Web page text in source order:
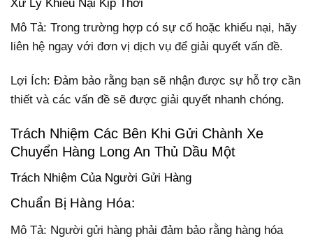
Xử Lý Khiếu Nại Kịp Thời
Mô Tả: Trong trường hợp có sự cố hoặc khiếu nại, hãy
liên hệ ngay với đơn vị dịch vụ để giải quyết vấn đề.
Lợi Ích: Đảm bảo rằng bạn sẽ nhận được sự hỗ trợ cần
thiết và các vấn đề sẽ được giải quyết nhanh chóng.
Trách Nhiệm Các Bên Khi Gửi Chành Xe
Chuyển Hàng Long An Thủ Dầu Một
Trách Nhiệm Của Người Gửi Hàng
Chuẩn Bị Hàng Hóa:
Mô Tả: Người gửi hàng phải đảm bảo rằng hàng hóa